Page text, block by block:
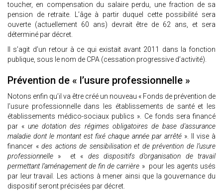
toucher, en compensation du salaire perdu, une fraction de sa
pension de retraite. L’âge à partir duquel cette possibilité sera
ouverte (actuellement 60 ans) devrait être de 62 ans, et sera
déterminé par décret.
Il s’agit d’un retour à ce qui existait avant 2011 dans la fonction
publique, sous le nom de CPA (cessation progressive d’activité).
Prévention de « l’usure professionnelle »
Notons enfin qu’il va être créé un nouveau « Fonds de prévention de
l’usure professionnelle dans les établissements de santé et les
établissements médico-sociaux publics ». Ce fonds sera financé
par «une dotation des régimes obligatoires de base d'assurance
maladie dont le montant est fixé chaque année par arrêté ». Il vise à
financer « des actions de sensibilisation et de prévention de l’usure
professionnelle » et « des dispositifs d’organisation de travail
permettant l’aménagement de fin de carrière » pour les agents usés
par leur travail. Les actions à mener ainsi que la gouvernance du
dispositif seront précisées par décret.